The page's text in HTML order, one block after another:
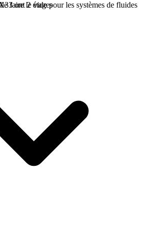
ont 2 étages
faire le vide pour les systèmes de fluides